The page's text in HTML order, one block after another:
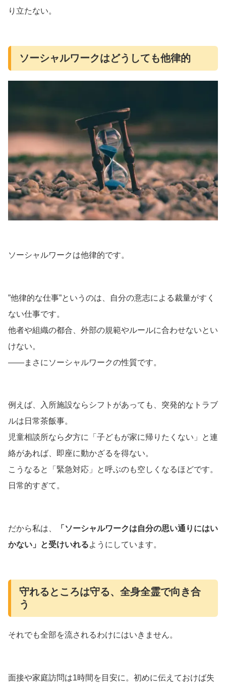
り立たない。
ソーシャルワークはどうしても他律的
ソーシャルワークは他律的です。
”他律的な仕事”というのは、自分の意志による裁量がすく
ない仕事です。
他者や組織の都合、外部の規範やルールに合わせないとい
けない。
――まさにソーシャルワークの性質です。
例えば、入所施設ならシフトがあっても、突発的なトラブ
ルは日常茶飯事。
児童相談所なら夕方に「子どもが家に帰りたくない」と連
絡があれば、即座に動かざるを得ない。
こうなると「緊急対応」と呼ぶのも空しくなるほどです。
日常的すぎて。
だから私は、
「ソーシャルワークは自分の思い通りにはい
かない」と受けいれるようにしています。
守れるところは守る、全身全霊で向き合
う
それでも全部を流されるわけにはいきません。
面接や家庭訪問は1時間を目安に。初めに伝えておけば失